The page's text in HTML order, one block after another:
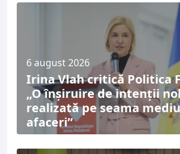
6 august 2026
Irina Vlah critică Politica
„O înșiruire de intenții
realizată pe seama
afaceri”